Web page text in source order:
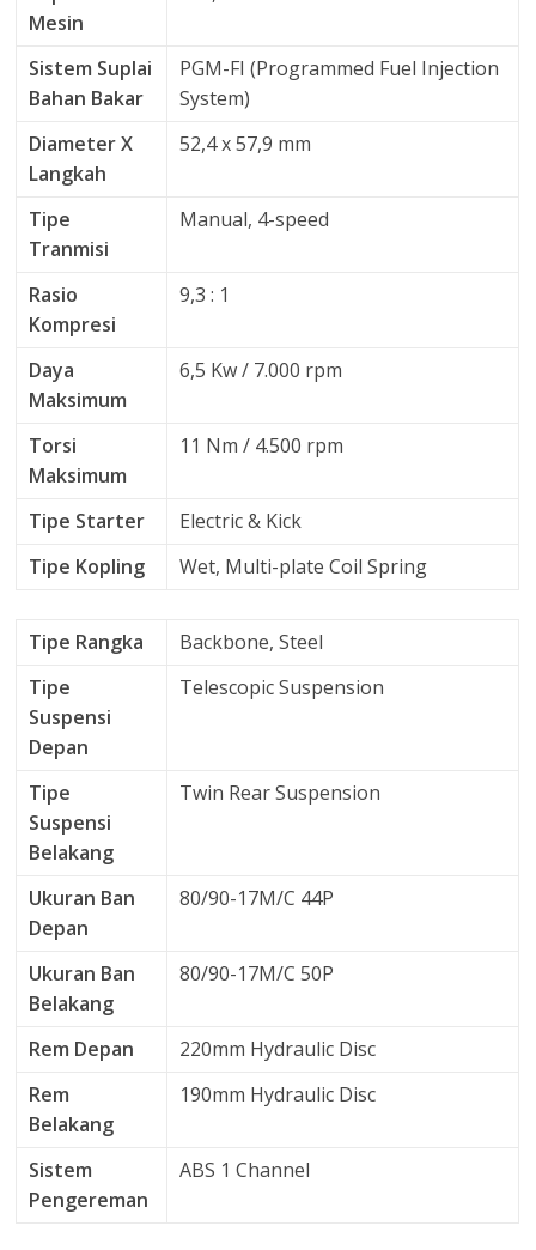
Mesin
Sistem Suplai
Bahan Bakar
PGM-FI (Programmed Fuel Injection
System)
Diameter X
Langkah
52,4 x 57,9 mm
Tipe
Tranmisi
Manual, 4-speed
Rasio
Kompresi
9,3 : 1
Daya
Maksimum
6,5 Kw / 7.000 rpm
Torsi
Maksimum
11 Nm / 4.500 rpm
Tipe Starter
Electric & Kick
Tipe Kopling
Wet, Multi-plate Coil Spring
Tipe Rangka
Backbone, Steel
Tipe
Suspensi
Depan
Telescopic Suspension
Tipe
Suspensi
Belakang
Twin Rear Suspension
Ukuran Ban
Depan
80/90-17M/C 44P
Ukuran Ban
Belakang
80/90-17M/C 50P
Rem Depan
220mm Hydraulic Disc
Rem
Belakang
190mm Hydraulic Disc
Sistem
Pengereman
ABS 1 Channel